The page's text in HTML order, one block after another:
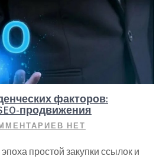
факторов:
продвижения
НЕТ
простой закупки ссылок и